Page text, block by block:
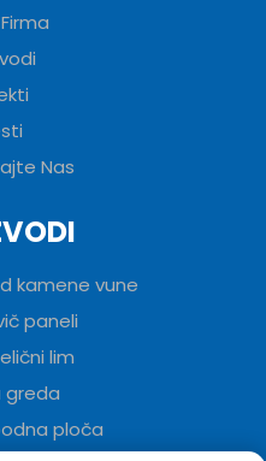
Nas
kamene vune
paneli
lim
greda
ploča